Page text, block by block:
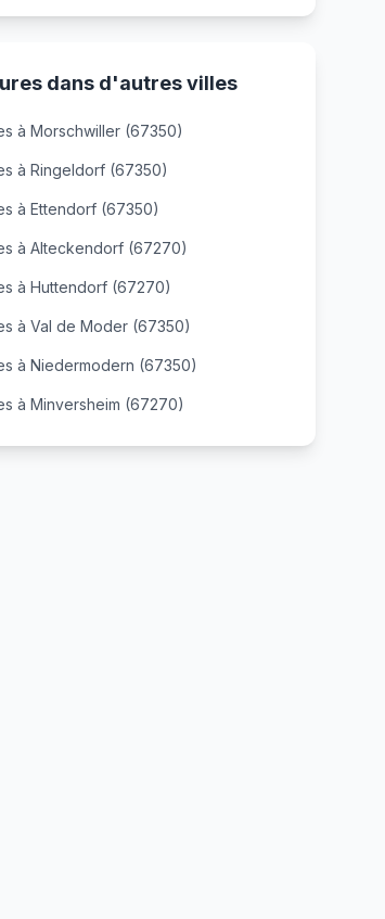
dans d'autres villes
à Morschwiller (67350)
à Ringeldorf (67350)
à Ettendorf (67350)
à Alteckendorf (67270)
à Huttendorf (67270)
à Val de Moder (67350)
à Niedermodern (67350)
à Minversheim (67270)